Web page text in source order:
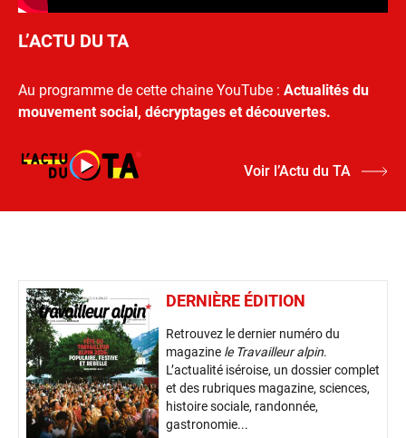
L’ACTU DU TA
Au programme de cette chaine YouTube : Actualités du
mouvement social, décryptages et découvertes.
Voir l’Actu du TA
DERNIÈRE ÉDITION
Retrouvez le dernier numéro du
magazine le Travailleur alpin.
L’actualité iséroise, un dossier complet
et des rubriques magazine, sciences,
histoire sociale, randonnée,
gastronomie...